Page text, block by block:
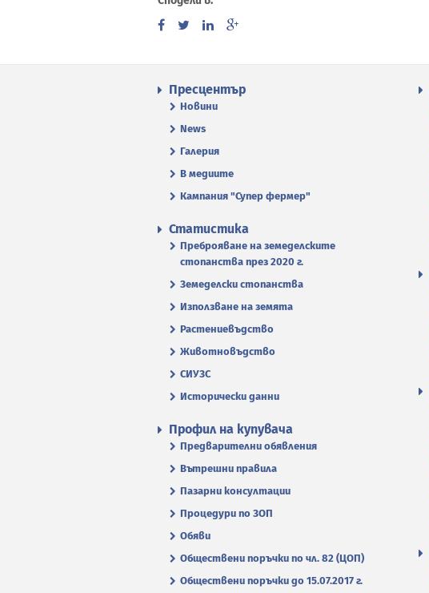
Пресцентър
Новини
News
Галерия
В медиите
Кампания "Супер фермер"
Статистика
Преброяване на земеделските
стопанства през 2020 г.
Земеделски стопанства
Използване на земята
Растениевъдство
Животновъдство
СИУЗС
Исторически данни
Профил на купувача
Предварителни обявления
Вътрешни правила
Пазарни консултации
Процедури по ЗОП
Обяви
Обществени поръчки по чл. 82 (ЦОП)
Обществени поръчки до 15.07.2017 г.